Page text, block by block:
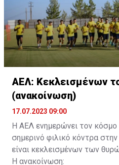
ΑΕΛ: Κεκλεισμένων
(ανακοίνωση)
17.07.2023 09:00
Η ΑΕΛ ενημερώνει τον
σημερινό φιλικό κόντρα
είναι κεκλεισμένων των
Η ανακοίνωση: